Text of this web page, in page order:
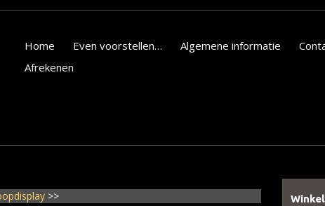
Home Even voorstellen… Algemene informatie
Afrekenen
>>